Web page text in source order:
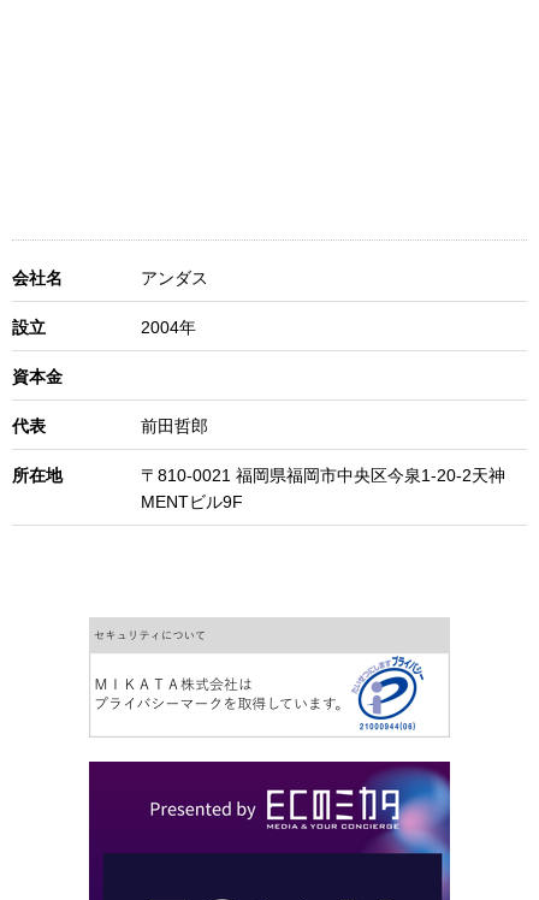
会社名 アンダス
設立 2004年
資本金
代表 前田哲郎
所在地
〒810-0021 福岡県福岡市中央区今泉1-20-2天神
MENTビル9F